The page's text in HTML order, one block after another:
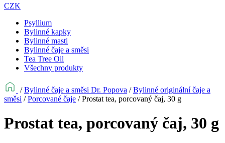
CZK
Psyllium
Bylinné kapky
Bylinné masti
Bylinné čaje a směsi
Tea Tree Oil
Všechny produkty
/Bylinné čaje a směsi Dr. Popova /Bylinné originální čaje a
směsi /Porcované čaje /Prostat tea, porcovaný čaj, 30 g
Prostat tea, porcovaný čaj, 30 g